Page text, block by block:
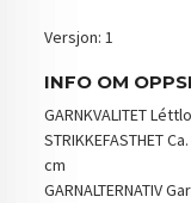
Versjon: 1
INFO OM
GARNKVALITET
STRIKKEFASTHET
cm
GARNALTERNATIV